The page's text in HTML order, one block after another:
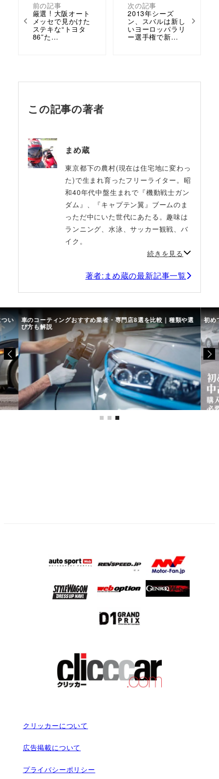
前の記事
厳選 ! 大阪オート
メッセで見かけた
ステキな“トヨタ
86”た…
次の記事
2013年シーズ
ン、スバルは新し
いヨーロッパラリ
ー選手権で新…
この記事の著者
まめ蔵
東京都下の農村(現在は住宅地に変わっ
た)で生まれ育ったフリーライター。昭
和40年代中盤生まれで『機動戦士ガン
ダム』、『キャプテン翼』ブームのま
っただ中にいた世代にあたる。趣味は
ランニング、水泳、サッカー観戦、バ
イク。
続きを見る
著者:まめ蔵の最新記事一覧
い 車のコーティングおすすめ業者・専門店8選を比較｜種類や選
び方も解説
初め
クリッカーについて
広告掲載について
プライバシーポリシー